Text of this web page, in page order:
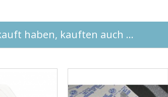
haben, kauften auch ...